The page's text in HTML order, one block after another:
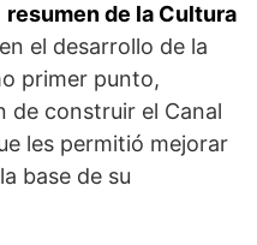
resumen de la Cultura
el desarrollo de la
primer punto,
de construir el Canal
les permitió mejorar
base de su